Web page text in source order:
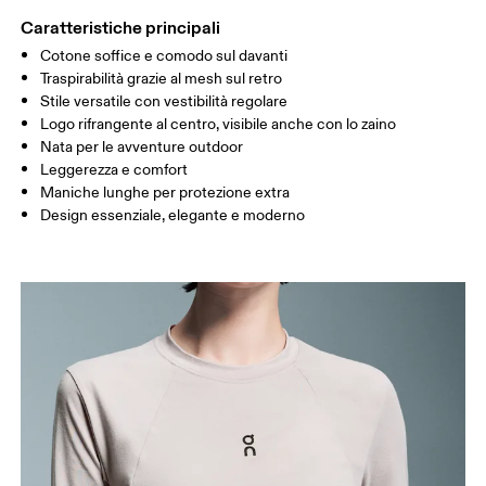
Scorri in orizzontale per visualizzare la tabella
Come prendere le misure
Caratteristiche principali
Cotone soffice e comodo sul davanti
Traspirabilità grazie al mesh sul retro
Stile versatile con vestibilità regolare
Logo rifrangente al centro, visibile anche con lo zaino
Nata per le avventure outdoor
Leggerezza e comfort
Maniche lunghe per protezione extra
Design essenziale, elegante e moderno